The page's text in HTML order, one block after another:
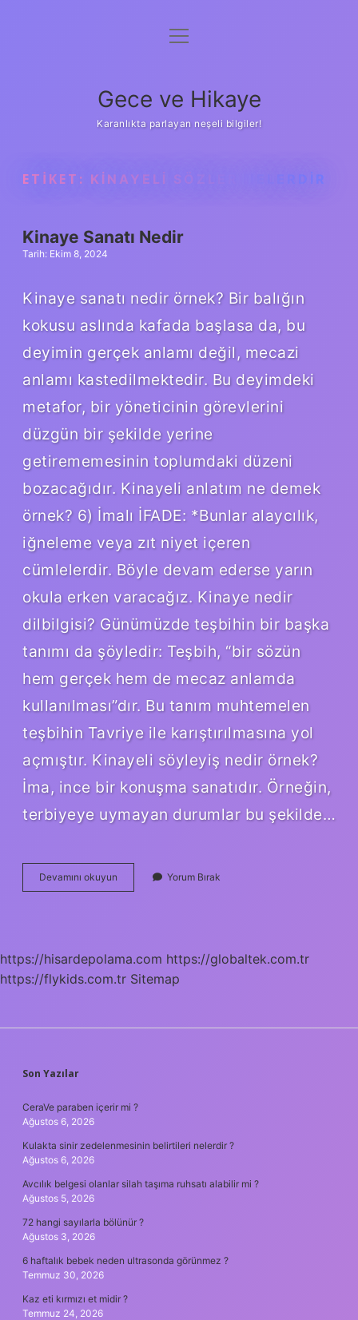
Anasayfa
Yasal Uyarı
menüyü
Gece ve Hikaye
Karanlıkta parlayan neşeli bilgiler!
ETIKET: KINAYELI SÖZLER NELERDIR
Kinaye Sanatı Nedir
Tarih: Ekim 8, 2024
Kinaye sanatı nedir örnek? Bir balığın
kokusu aslında kafada başlasa da, bu
deyimin gerçek anlamı değil, mecazi
anlamı kastedilmektedir. Bu deyimdeki
metafor, bir yöneticinin görevlerini
düzgün bir şekilde yerine
getirememesinin toplumdaki düzeni
bozacağıdır. Kinayeli anlatım ne demek
örnek? 6) İmalı İFADE: *Bunlar alaycılık,
iğneleme veya zıt niyet içeren
cümlelerdir. Böyle devam ederse yarın
okula erken varacağız. Kinaye nedir
dilbilgisi? Günümüzde teşbihin bir başka
tanımı da şöyledir: Teşbih, “bir sözün
hem gerçek hem de mecaz anlamda
kullanılması”dır. Bu tanım muhtemelen
teşbihin Tavriye ile karıştırılmasına yol
açmıştır. Kinayeli söyleyiş nedir örnek?
İma, ince bir konuşma sanatıdır. Örneğin,
terbiyeye uymayan durumlar bu şekilde…
Devamını okuyun
Sanatı
Yorum Bırak
https://hisardepolama.com https://globaltek.com.tr
https://flykids.com.tr Sitemap
SIDEBAR
Son Yazılar
CeraVe paraben içerir mi ?
Ağustos 6, 2026
Kulakta sinir zedelenmesinin belirtileri nelerdir ?
Ağustos 6, 2026
Avcılık belgesi olanlar silah taşıma ruhsatı alabilir mi ?
Ağustos 5, 2026
72 hangi sayılarla bölünür ?
Ağustos 3, 2026
6 haftalık bebek neden ultrasonda görünmez ?
Temmuz 30, 2026
Kaz eti kırmızı et midir ?
Temmuz 24, 2026